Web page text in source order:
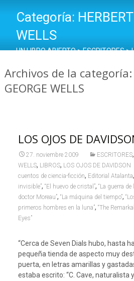
Categoría:
WELLS
UN LIBRO ABIERTO>ESCRITORES>
Archivos de la categoría:
GEORGE WELLS
LOS OJOS DE
27. noviembre 2009 ESCRITORES,
WELLS, LIBROS, LOS OJOS DE DAVIDSON
cuentos de ciencia-ficción, Editorial Atalanta,
invisible”, “El huevo de cristal”, “La guerra
doctor Moreau”, “La máquina del tiempo”,
primeros hombres en la luna”, “The
Eyes”
“Cerca de Seven Dials hubo, hasta
pequeña tienda de aspecto muy
puerta, en letras amarillas y
estaba escrito: “C. Cave, naturalista y